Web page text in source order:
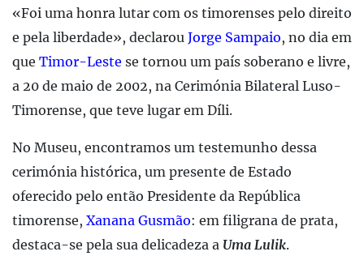
«Foi uma honra lutar com os timorenses pelo direito
e pela liberdade», declarou Jorge Sampaio, no dia em
que Timor-Leste se tornou um país soberano e livre,
a 20 de maio de 2002, na Cerimónia Bilateral Luso-
Timorense, que teve lugar em Díli.
No Museu, encontramos um testemunho dessa
cerimónia histórica, um presente de Estado
oferecido pelo então Presidente da República
timorense, Xanana Gusmão: em filigrana de prata,
destaca-se pela sua delicadeza a Uma Lulik.